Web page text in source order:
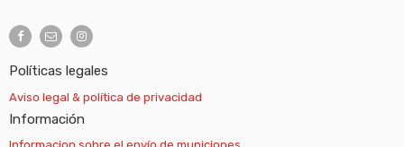
Políticas legales
Aviso legal & política de privacidad
Información